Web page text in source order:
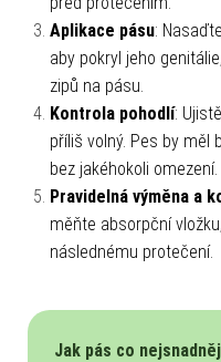
Aplikace pásu:
aby pokryl jeho
zipů na pásu.
Kontrola pohodlí:
příliš volný. Pes by měl
bez jakéhokoli omezení.
Pravidelná výměna a
měňte absorpční
následnému protečení.
Jak pás co